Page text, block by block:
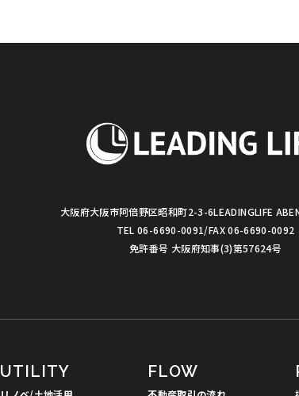
大阪府大阪市阿倍野区昭和町2-3-6LEADINGLIFE
TEL 06-6690-0091/FAX 06-6690-0092
免許番号 大阪府知事(3)第57624号
UTILITY FLOW